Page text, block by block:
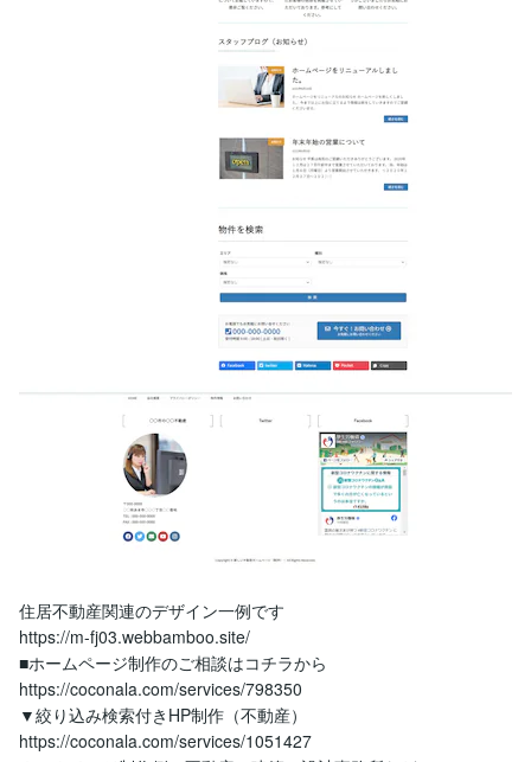
住居不動産関連のデザイン一例です
https://m-fj03.webbamboo.site/
■ホームページ制作のご相談はコチラから
https://coconala.com/services/798350
▼絞り込み検索付きHP制作（不動産）
https://coconala.com/services/1051427